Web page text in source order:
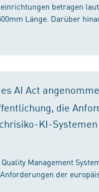
betragen
Länge. Darüber
AI Act
die
KI-Systemen
Management
der